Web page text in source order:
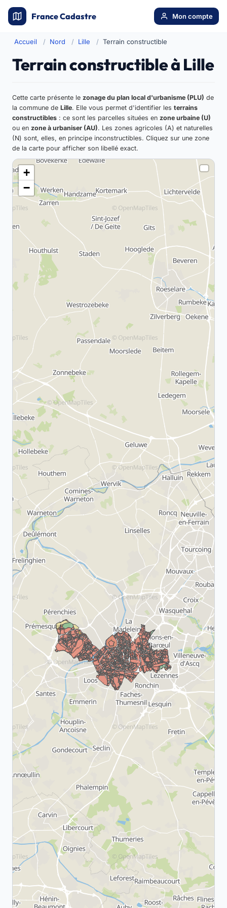
France Cadastre Mon compte
Accueil Nord Lille Terrain constructible
Terrain constructible à Lille
Cette carte présente le zonage du plan local d'urbanisme (PLU) de
la commune de Lille. Elle vous permet d'identifier les terrains
constructibles : ce sont les parcelles situées en zone urbaine (U)
ou en zone à urbaniser (AU). Les zones agricoles (A) et naturelles
(N) sont, elles, en principe inconstructibles. Cliquez sur une zone
de la carte pour afficher son libellé exact.
+
−